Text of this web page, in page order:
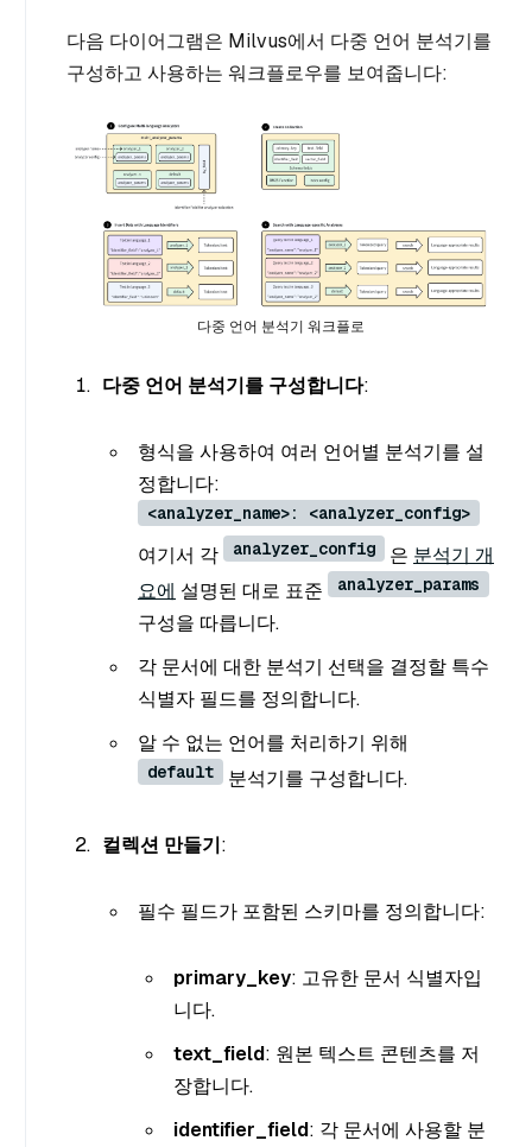
다음 다이어그램은 Milvus에서 다중 언어 분석기를
구성하고 사용하는 워크플로우를 보여줍니다:
다중 언어 분석기 워크플로
다중 언어 분석기를 구성합니다:
형식을 사용하여 여러 언어별 분석기를 설
정합니다:
<analyzer_name>: <analyzer_config>
여기서 각 analyzer_config 은 분석기 개
요에 설명된 대로 표준 analyzer_params
구성을 따릅니다.
각 문서에 대한 분석기 선택을 결정할 특수
식별자 필드를 정의합니다.
알 수 없는 언어를 처리하기 위해
default 분석기를 구성합니다.
컬렉션 만들기:
필수 필드가 포함된 스키마를 정의합니다:
primary_key: 고유한 문서 식별자입
니다.
text_field: 원본 텍스트 콘텐츠를 저
장합니다.
identifier_field: 각 문서에 사용할 분